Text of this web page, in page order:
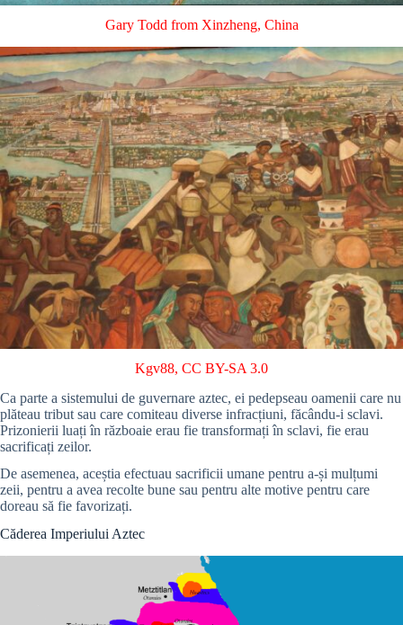
Gary Todd from Xinzheng, China
Kgv88, CC BY-SA 3.0
Ca parte a sistemului de guvernare aztec, ei pedepseau oamenii care nu
plăteau tribut sau care comiteau diverse infracțiuni, făcându-i sclavi.
Prizonierii luați în războaie erau fie transformați în sclavi, fie erau
sacrificați zeilor.
De asemenea, aceștia efectuau sacrificii umane pentru a-și mulțumi
zeii, pentru a avea recolte bune sau pentru alte motive pentru care
doreau să fie favorizați.
Căderea Imperiului Aztec